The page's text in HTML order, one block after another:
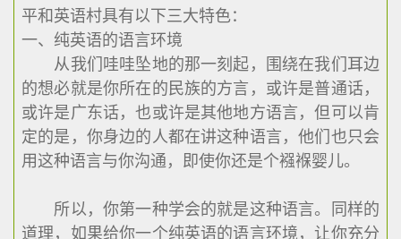
平和英语村具有以下三大特色：
一、纯英语的语言环境
从我们哇哇坠地的那一刻起，围绕在我们耳边
的想必就是你所在的民族的方言，或许是普通话，
或许是广东话，也或许是其他地方语言，但可以肯
定的是，你身边的人都在讲这种语言，他们也只会
用这种语言与你沟通，即使你还是个襁褓婴儿。
所以，你第一种学会的就是这种语言。同样的
道理，如果给你一个纯英语的语言环境，让你充分